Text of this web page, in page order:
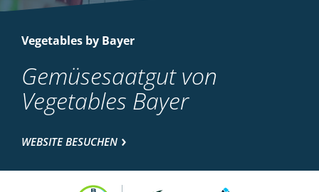
Vegetables by Bayer
Gemüsesaatgut von
Vegetables Bayer
WEBSITE BESUCHEN